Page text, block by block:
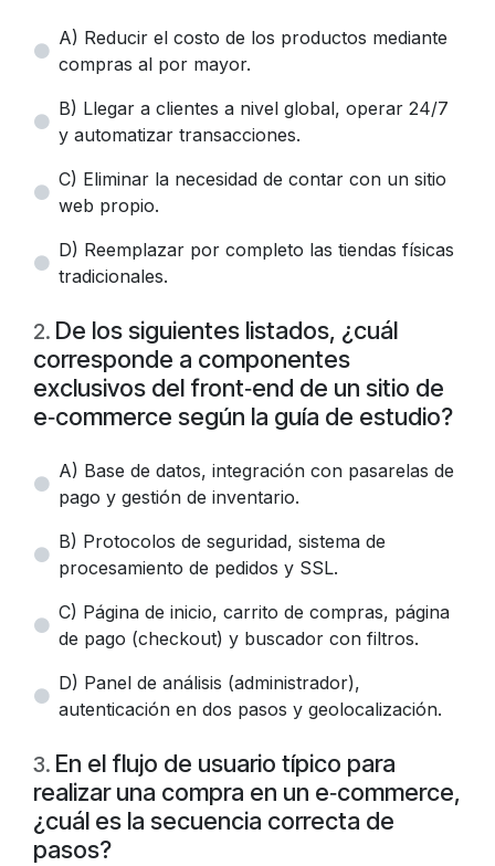
A) Reducir el costo de los productos mediante
compras al por mayor.
B) Llegar a clientes a nivel global, operar 24/7
y automatizar transacciones.
C) Eliminar la necesidad de contar con un sitio
web propio.
D) Reemplazar por completo las tiendas físicas
tradicionales.
2. De los siguientes listados, ¿cuál
corresponde a componentes
exclusivos del front‑end de un sitio de
e‑commerce según la guía de estudio?
A) Base de datos, integración con pasarelas de
pago y gestión de inventario.
B) Protocolos de seguridad, sistema de
procesamiento de pedidos y SSL.
C) Página de inicio, carrito de compras, página
de pago (checkout) y buscador con filtros.
D) Panel de análisis (administrador),
autenticación en dos pasos y geolocalización.
3. En el flujo de usuario típico para
realizar una compra en un e‑commerce,
¿cuál es la secuencia correcta de
pasos?